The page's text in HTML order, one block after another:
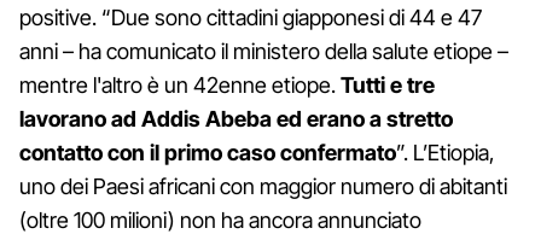
positive. “Due sono cittadini giapponesi di 44 e 47
anni – ha comunicato il ministero della salute etiope –
mentre l'altro è un 42enne etiope.Tutti e tre
lavorano ad Addis Abeba ed erano a stretto
contatto con il primo caso confermato”. L’Etiopia,
uno dei Paesi africani con maggior numero di abitanti
(oltre 100 milioni) non ha ancora annunciato